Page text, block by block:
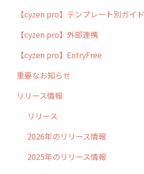
cyzen proの位置情報取得について
用語集
よくある質問
【cyzen pro】テンプレート別ガイド
ポスティング
ラウンダー
メンテナンス
外廻り営業
清掃
不動産
【cyzen pro】外部連携
【cyzen pro】EntryFree
重要なお知らせ
過去の重要なお知らせ
障害情報
リリース情報
リリース
2026年のリリース情報
2025年のリリース情報